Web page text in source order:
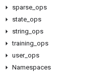
sparse ops
state ops
string ops
training ops
user_ ops
Namespaces